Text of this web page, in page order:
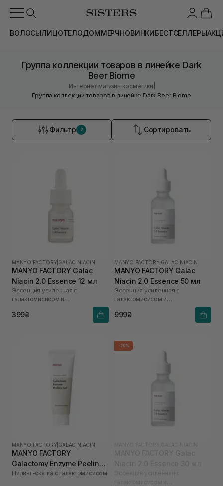
ВОЛОСЫЛИЦОТЕЛОДОММЕРЧНОВИНКИБЕСТСЕЛЛЕРЫ
Группа коллекции товаров в линейке Dark
Beer Biome
Интернет магазин косметики
Группа коллекции товаров в линейке Dark Beer Biome
Фильтр 2 Сортировать
MANYO FACTORY GALAC NIACIN
MANYO FACTORY Galac
Niacin 2.0 Essence 12 мл
Эссенция усиленная с
галактомисисом и
399₴
MANYO FACTORY GALAC NIACIN
MANYO FACTORY Galac
Niacin 2.0 Essence 50 мл
Эссенция усиленная с
галактомисисом и
999₴
MANYO FACTORY GALAC NIACIN
MANYO FACTORY
Galactomy Enzyme Peeling
Gel 75 мл
Пилинг-скатка с галактомисисом
-20%